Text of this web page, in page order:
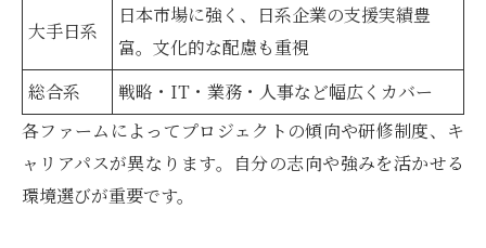
大手日系
日本市場に強く、日系企業の支援実績豊
富。文化的な配慮も重視
総合系
戦略・IT・業務・人事など幅広くカバー
各ファームによってプロジェクトの傾向や研修制度、キ
ャリアパスが異なります。自分の志向や強みを活かせる
環境選びが重要です。